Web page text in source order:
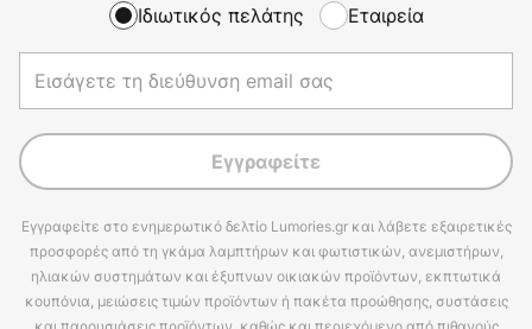
Ιδιωτικός πελάτης Εταιρεία
Εγγραφείτε
Εγγραφείτε στο ενημερωτικό δελτίο Lumories.gr και λάβετε εξαιρετικές
προσφορές από τη γκάμα λαμπτήρων και φωτιστικών, ανεμιστήρων,
ηλιακών συστημάτων και έξυπνων οικιακών προϊόντων, εκπτωτικά
κουπόνια, μειώσεις τιμών προϊόντων ή πακέτα προώθησης, συστάσεις